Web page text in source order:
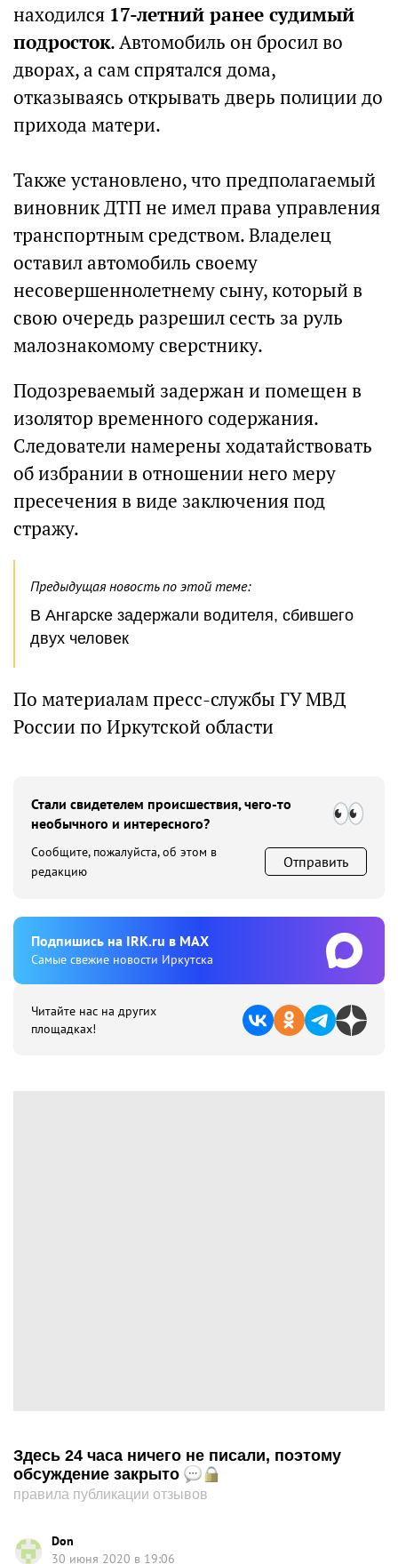
находился 17-летний ранее судимый
подросток. Автомобиль он бросил во
дворах, а сам спрятался дома,
отказываясь открывать дверь полиции до
прихода матери.
Также установлено, что предполагаемый
виновник ДТП не имел права управления
транспортным средством. Владелец
оставил автомобиль своему
несовершеннолетнему сыну, который в
свою очередь разрешил сесть за руль
малознакомому сверстнику.
Подозреваемый задержан и помещен в
изолятор временного содержания.
Следователи намерены ходатайствовать
об избрании в отношении него меру
пресечения в виде заключения под
стражу.
Предыдущая новость по этой теме:
В Ангарске задержали водителя, сбившего
двух человек
По материалам пресс-службы ГУ МВД
России по Иркутской области
Стали свидетелем происшествия, чего-то
необычного и интересного?
Сообщите, пожалуйста, об этом в
редакцию
Отправить
Подпишиcь на IRK.ru в MAX
Cамые свежие новости Иркутска
Читайте нас на других
площадках!
Здесь 24 часа ничего не писали, поэтому
обсуждение закрыто
правила публикации отзывов
Don
30 июня 2020 в 19:06